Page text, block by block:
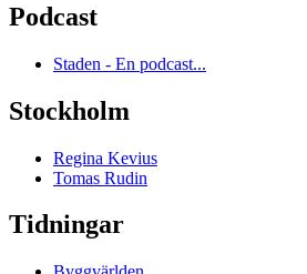
Podcast
Staden - En podcast...
Stockholm
Regina Kevius
Tomas Rudin
Tidningar